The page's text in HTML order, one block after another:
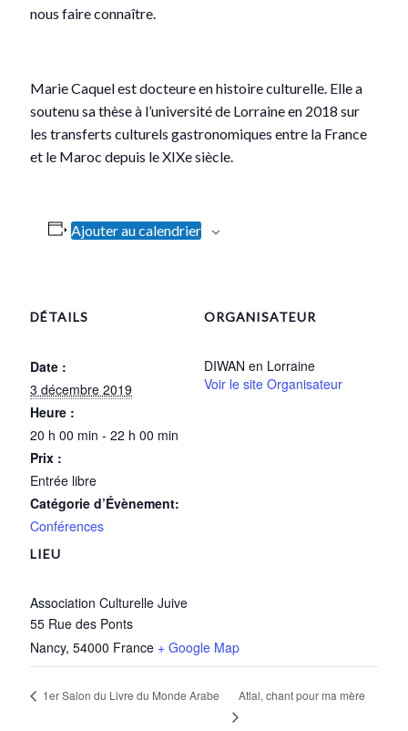
nous faire connaître.
Marie Caquel est docteure en histoire culturelle. Elle a
soutenu sa thèse à l’université de Lorraine en 2018 sur
les transferts culturels gastronomiques entre la France
et le Maroc depuis le XIXe siècle.
Ajouter au calendrier
DÉTAILS
Date :
3 décembre 2019
Heure :
20 h 00 min - 22 h 00 min
Prix :
Entrée libre
Catégorie d’Évènement:
Conférences
LIEU
Association Culturelle Juive
55 Rue des Ponts
Nancy, 54000 France + Google Map
ORGANISATEUR
DIWAN en Lorraine
Voir le site Organisateur
1er Salon du Livre du Monde Arabe Atlal, chant pour ma mère